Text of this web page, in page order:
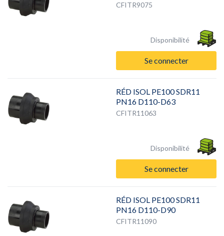
CFITR9075
Disponibilité
Se connecter
RÉD ISOL PE100 SDR11
PN16 D110-D63
CFITR11063
Disponibilité
Se connecter
RÉD ISOL PE100 SDR11
PN16 D110-D90
CFITR11090